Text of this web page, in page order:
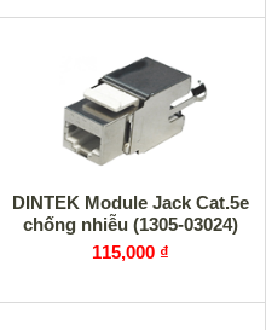
DINTEK Module Jack Cat.5e
chống nhiễu (1305-03024)
115,000 ₫